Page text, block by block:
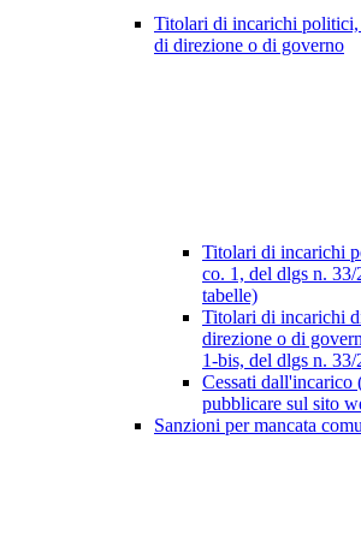
Titolari di incarichi politici,
di direzione o di governo
Titolari di incarichi
co. 1, del dlgs n.
tabelle)
Titolari di incarichi
direzione o di
1-bis, del dlgs n. 33/
Cessati dall'incarico
pubblicare sul sito
Sanzioni per mancata